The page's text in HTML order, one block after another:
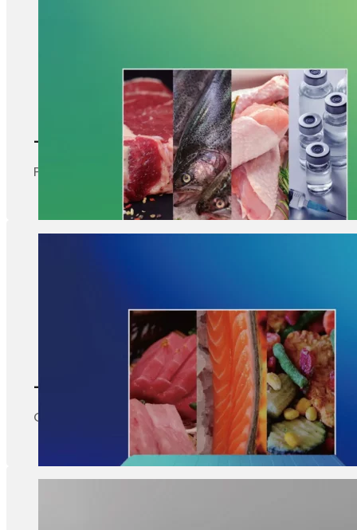
-40 à - 5℃
Parfait pour la viande congelée, les fruits de mer,
-20 à - 40℃
Convient aux congélateurs à air pulsé, au